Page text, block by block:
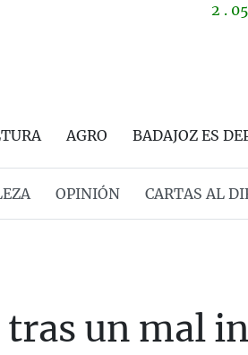
2 .
AGRO BADAJOZ ES
OPINIÓN CARTAS AL
tras un mal